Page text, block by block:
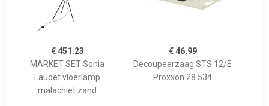
€ 451.23
MARKET SET Sonia
Laudet vloerlamp
malachiet zand
€ 46.99
Decoupeerzaag STS 12/E
Proxxon 28 534